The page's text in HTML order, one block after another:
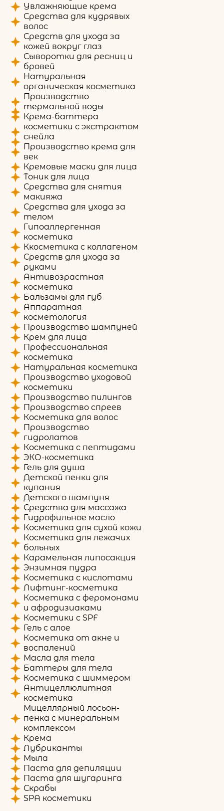
Увлажняющие крема
Средства для кудрявых
волос
Средств для ухода за
кожей вокруг глаз
Сыворотки для ресниц и
бровей
Натуральная
органическая косметика
Производство
термальной воды
Крема-баттера
косметики с экстрактом
снейла
Производство крема для
век
Кремовые маски для лица
Тоник для лица
Средства для снятия
макияжа
Средства для ухода за
телом
Гипоаллергенная
косметика
Ккосметика с коллагеном
Средств для ухода за
руками
Антивозрастная
косметика
Бальзамы для губ
Аппаратная
косметология
Производство шампуней
Крем для лица
Профессиональная
косметика
Натуральная косметика
Производство уходовой
косметики
Производство пилингов
Производство спреев
Косметика для волос
Производство
гидролатов
Косметика с пептидами
ЭКО-косметика
Гель для душа
Детской пенки для
купания
Детского шампуня
Средства для массажа
Гидрофильное масло
Косметика для сухой кожи
Косметика для лежачих
больных
Карамельная липосакция
Энзимная пудра
Косметика с кислотами
Лифтинг-косметика
Косметика с феромонами
и афродизиаками
Косметики с SPF
Гель с алое
Косметика от акне и
воспалений
Масла для тела
Баттеры для тела
Косметика с шиммером
Антицеллюлитная
косметика
Мицеллярный лосьон-
пенка с минеральным
комплексом
Крема
Лубриканты
Мыла
Паста для депиляции
Паста для шугаринга
Скрабы
SPA косметики